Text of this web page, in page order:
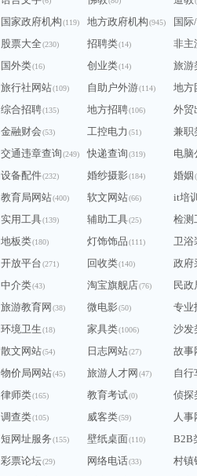
国家政府机构(119) 地方政府机构(945) 国际
股票大全(230) 招聘类(14) 非主
国外类(16) 创业类(14) 旅游
旅行社网站(109) 自助户外游(114) 地方
综合招聘(135) 地方招聘(106) 外贸
金融财会(53) 工控电力 (51) 兼职
交通违章查询(249) 快递查询(319) 电脑
设备配件(232) 婚纱摄影(184) 婚姻
教育局网站(400) 软文网站(66) it培训
实用工具(139) 辅助工具(25) 检测
地板类(180) 灯饰饰品(111) 卫浴
开放平台(271) 回收类(140) 政府
中介类(43) 淘宝旗舰店(76) 民政
旅游教育网 (38) 微电影(50) 专业
环境卫生(18) 家具类(1006) 沙发
散文网站(54) 日志网站(27) 故事
物价局网站(45) 旅游人才网 (47) 自行
律师类(165) 教育考试(0) 侦探
调查类(105) 威客类(59) 人事
短网址服务(155) 壁纸桌面(110) B2B
彩票论坛(29) 网络电话(33) 村镇